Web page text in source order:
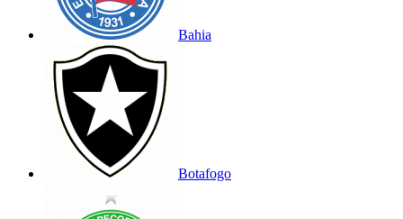
Bahia
Botafogo